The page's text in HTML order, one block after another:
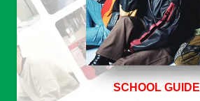
SCHOOL GUIDE